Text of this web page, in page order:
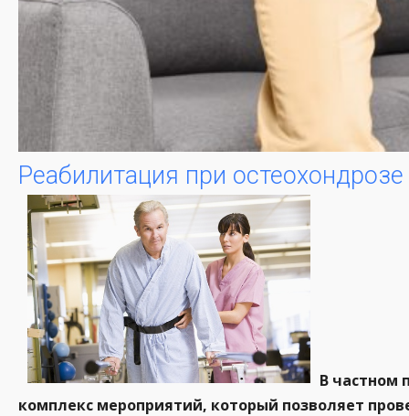
Реабилитация при
В частном
комплекс мероприятий, который позволяет